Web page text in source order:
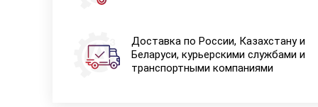
Доставка по России, Казахстану и
Беларуси, курьерскими службами и
транспортными компаниями